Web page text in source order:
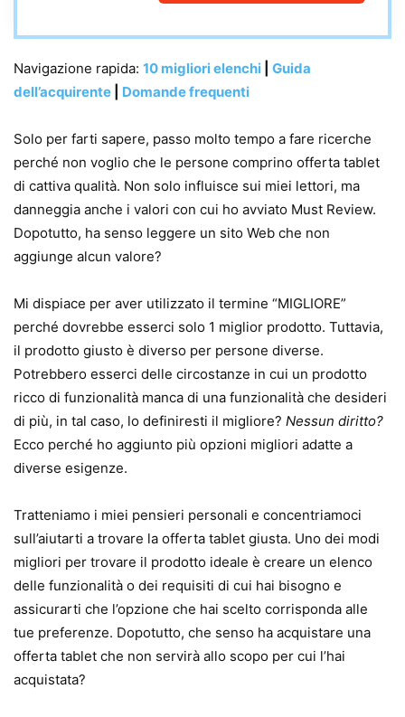
Navigazione rapida: 10 migliori elenchi
Guida
dell’acquirente
Domande frequenti
Solo per farti sapere, passo molto tempo a fare ricerche
perché non voglio che le persone comprino offerta tablet
di cattiva qualità. Non solo influisce sui miei lettori, ma
danneggia anche i valori con cui ho avviato Must Review.
Dopotutto, ha senso leggere un sito Web che non
aggiunge alcun valore?
Mi dispiace per aver utilizzato il termine “MIGLIORE”
perché dovrebbe esserci solo 1 miglior prodotto. Tuttavia,
il prodotto giusto è diverso per persone diverse.
Potrebbero esserci delle circostanze in cui un prodotto
ricco di funzionalità manca di una funzionalità che desideri
di più, in tal caso, lo definiresti il ​​migliore? Nessun diritto?
Ecco perché ho aggiunto più opzioni migliori adatte a
diverse esigenze.
Tratteniamo i miei pensieri personali e concentriamoci
sull’aiutarti a trovare la offerta tablet giusta. Uno dei modi
migliori per trovare il prodotto ideale è creare un elenco
delle funzionalità o dei requisiti di cui hai bisogno e
assicurarti che l’opzione che hai scelto corrisponda alle
tue preferenze. Dopotutto, che senso ha acquistare una
offerta tablet che non servirà allo scopo per cui l’hai
acquistata?